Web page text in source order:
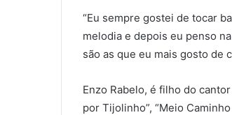
“Eu sempre gostei de tocar
melodia e depois eu penso
são as que eu mais gosto de
Enzo Rabelo, é filho do
por Tijolinho”, “Meio